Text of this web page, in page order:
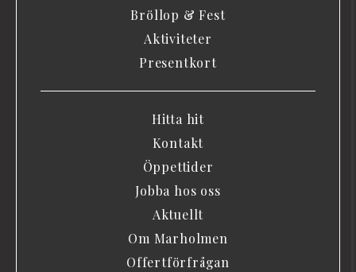
Bröllop & Fest
Aktiviteter
Presentkort
Hitta hit
Kontakt
Öppettider
Jobba hos oss
Aktuellt
Om Marholmen
Offertförfrågan